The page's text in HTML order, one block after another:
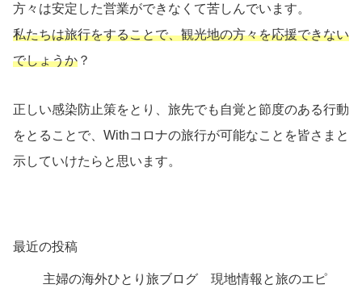
方々は安定した営業ができなくて苦しんでいます。
私たちは旅行をすることで、観光地の方々を応援できない
でしょうか ？
正しい感染防止策をとり、旅先でも自覚と節度のある行動
をとることで、Withコロナの旅行が可能なことを皆さまと
示していけたらと思います。
最近の投稿
主婦の海外ひとり旅ブログ 現地情報と旅のエピ